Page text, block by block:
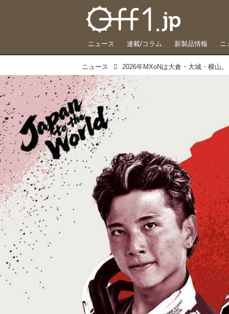
ニュース 連載/コラム 新製品情報 ニ
ニュース 2026年MXoNは大倉・大城・横山